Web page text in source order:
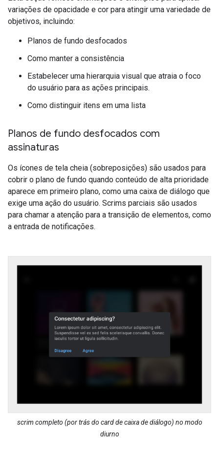
variações de opacidade e cor para atingir uma variedade de
objetivos, incluindo:
Planos de fundo desfocados
Como manter a consistência
Estabelecer uma hierarquia visual que atraia o foco
do usuário para as ações principais.
Como distinguir itens em uma lista
Planos de fundo desfocados com
assinaturas
Os ícones de tela cheia (sobreposições) são usados para
cobrir o plano de fundo quando conteúdo de alta prioridade
aparece em primeiro plano, como uma caixa de diálogo que
exige uma ação do usuário. Scrims parciais são usados
para chamar a atenção para a transição de elementos, como
a entrada de notificações.
scrim completo (por trás do card de caixa de diálogo) no modo
diurno